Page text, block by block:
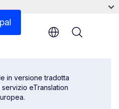
in versione tradotta
eTranslation